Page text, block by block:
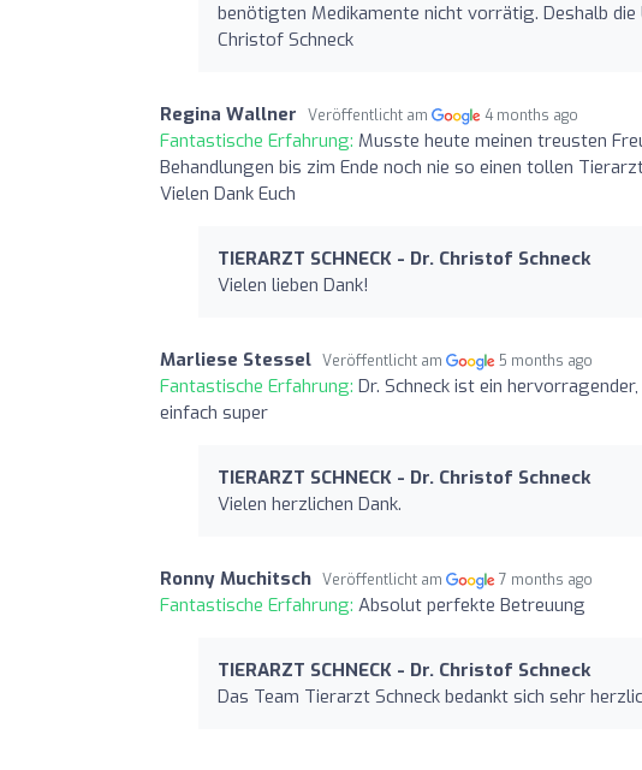
benötigten Medikamente nicht vorrätig. Deshalb
Christof Schneck
Regina Wallner Veröffentlicht am 4 months ago
Fantastische Erfahrung: Musste heute meinen treusten
Behandlungen bis zim Ende noch nie so einen tollen
Vielen Dank Euch
TIERARZT SCHNECK - Dr. Christof Schneck
Vielen lieben Dank!
Marliese Stessel Veröffentlicht am 5 months ago
Fantastische Erfahrung: Dr. Schneck ist ein
einfach super
TIERARZT SCHNECK - Dr. Christof Schneck
Vielen herzlichen Dank.
Ronny Muchitsch Veröffentlicht am 7 months ago
Fantastische Erfahrung: Absolut perfekte Betreuung
TIERARZT SCHNECK - Dr. Christof Schneck
Das Team Tierarzt Schneck bedankt sich sehr